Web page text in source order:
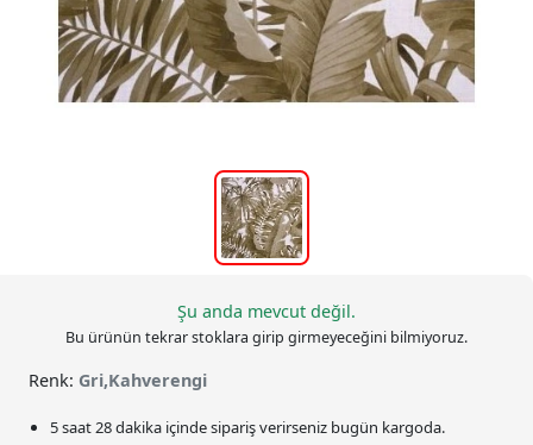
Şu anda mevcut değil.
Bu ürünün tekrar stoklara girip girmeyeceğini bilmiyoruz.
Renk: Gri,Kahverengi
5 saat 28 dakika içinde sipariş verirseniz bugün kargoda.